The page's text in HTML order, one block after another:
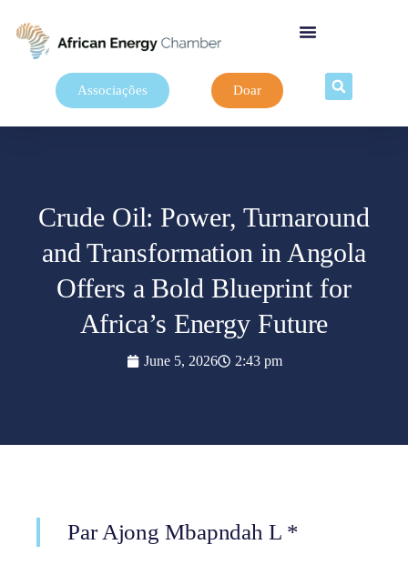
Associações Doar
Crude Oil: Power, Turnaround
and Transformation in Angola
Offers a Bold Blueprint for
Africa’s Energy Future
June 5, 2026 2:43 pm
Par Ajong Mbapndah L *